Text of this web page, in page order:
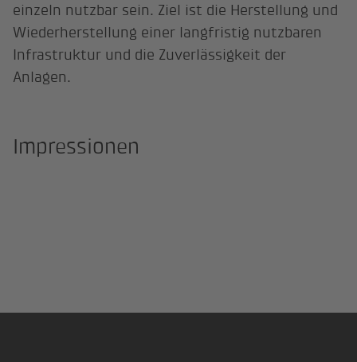
einzeln nutzbar sein. Ziel ist die Herstellung und
Wiederherstellung einer langfristig nutzbaren
Infrastruktur und die Zuverlässigkeit der
Anlagen.
Impressionen